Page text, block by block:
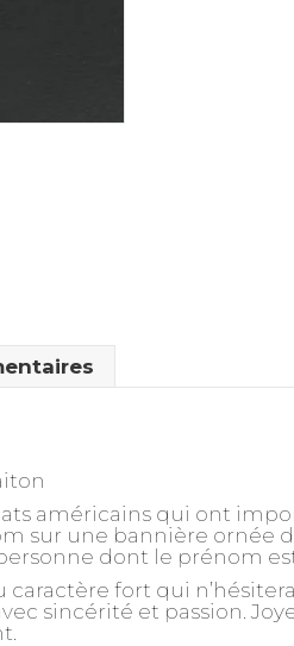
américains qui ont
sur une bannière ornée
dont le prénom
fort qui
sincérité et passion.